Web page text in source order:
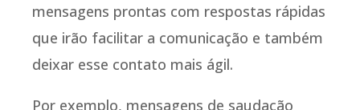
mensagens prontas com respostas rápidas
que irão facilitar a comunicação e também
deixar esse contato mais ágil.
Por exemplo, mensagens de saudação